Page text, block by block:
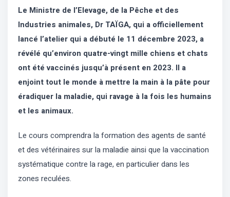
Le Ministre de l’Elevage, de la Pêche et des
Industries animales, Dr TAÏGA, qui a officiellement
lancé l’atelier qui a débuté le 11 décembre 2023, a
révélé qu’environ quatre-vingt mille chiens et chats
ont été vaccinés jusqu’à présent en 2023. Il a
enjoint tout le monde à mettre la main à la pâte pour
éradiquer la maladie, qui ravage à la fois les humains
et les animaux.
Le cours comprendra la formation des agents de santé
et des vétérinaires sur la maladie ainsi que la vaccination
systématique contre la rage, en particulier dans les
zones reculées.